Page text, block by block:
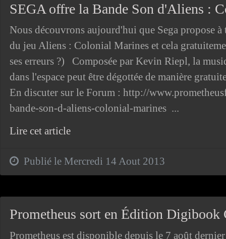
SEGA offre la Bande Son d'Aliens :
Nous découvrons aujourd'hui que Sega propose
du jeu Aliens : Colonial Marines et cela
ses erreurs ?) Composée par Kevin Riepl, la
dans l'espace peut être dégottée de manière
En discuter sur le Forum : http://
bande-son-d-aliens-colonial-marines ...
Lire cet article
Publié le Mercredi 14 Aout 2013
Prometheus sort en Édition
Prometheus est disponible depuis le 7 août